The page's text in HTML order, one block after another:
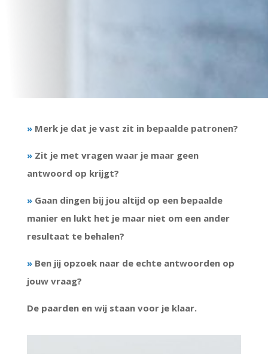
»Merk je dat je vast zit in bepaalde patronen?
»Zit je met vragen waar je maar geen
antwoord op krijgt?
»Gaan dingen bij jou altijd op een bepaalde
manier en lukt het je maar niet om een ander
resultaat te behalen?
»Ben jij opzoek naar de echte antwoorden op
jouw vraag?
De paarden en wij staan voor je klaar.